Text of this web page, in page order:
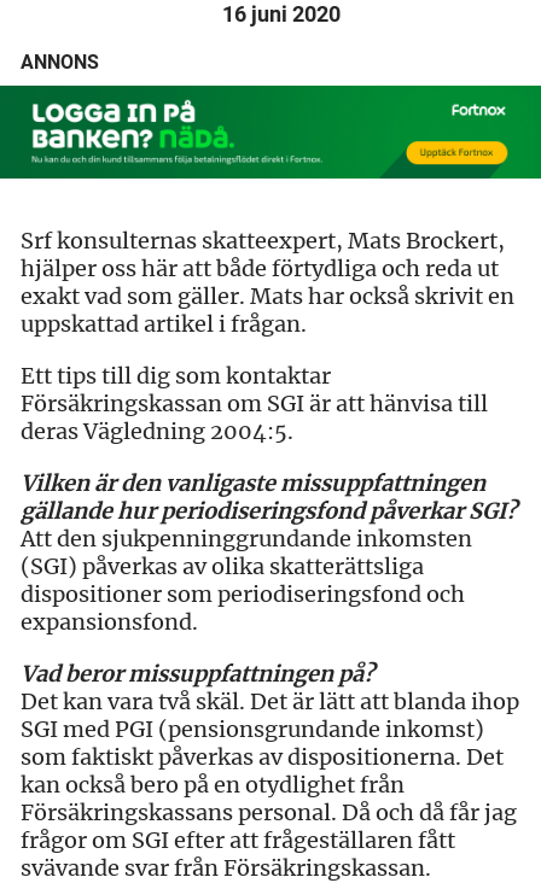
16 juni 2020
ANNONS
Srf konsulternas skatteexpert, Mats Brockert,
hjälper oss här att både förtydliga och reda ut
exakt vad som gäller. Mats har också skrivit en
uppskattad artikel i frågan.
Ett tips till dig som kontaktar
Försäkringskassan om SGI är att hänvisa till
deras Vägledning 2004:5.
Vilken är den vanligaste missuppfattningen
gällande hur periodiseringsfond påverkar SGI?
Att den sjukpenninggrundande inkomsten
(SGI) påverkas av olika skatterättsliga
dispositioner som periodiseringsfond och
expansionsfond.
Vad beror missuppfattningen på?
Det kan vara två skäl. Det är lätt att blanda ihop
SGI med PGI (pensionsgrundande inkomst)
som faktiskt påverkas av dispositionerna. Det
kan också bero på en otydlighet från
Försäkringskassans personal. Då och då får jag
frågor om SGI efter att frågeställaren fått
svävande svar från Försäkringskassan.